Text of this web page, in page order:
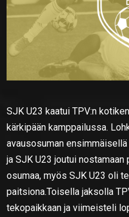
SJK U23 kaatui TPV:n
kärkipään kamppailussa.
avausosuman
ja SJK U23 joutui
osumaa, myös SJK U23 oli
paitsiona.Toisella jaksolla
tekopaikkaan ja viimeisteli